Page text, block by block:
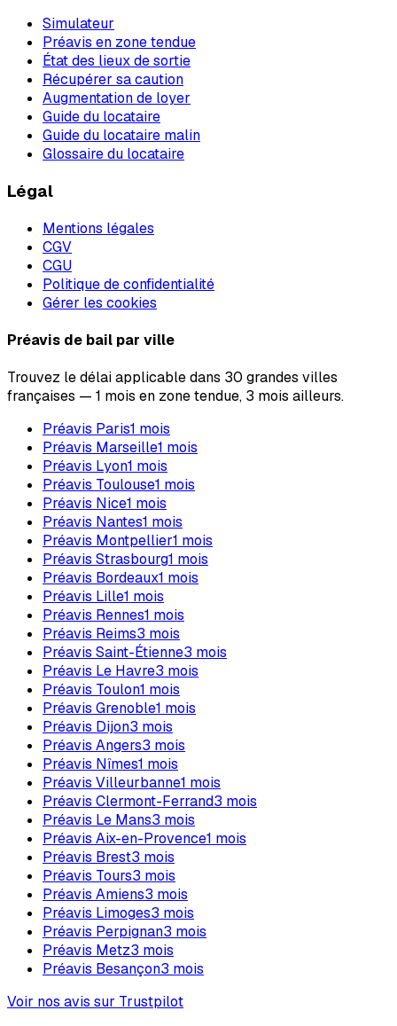
Simulateur
Préavis en zone tendue
État des lieux de sortie
Récupérer sa caution
Augmentation de loyer
Guide du locataire
Guide du locataire malin
Glossaire du locataire
Légal
Mentions légales
CGV
CGU
Politique de confidentialité
Gérer les cookies
Préavis de bail par ville
Trouvez le délai applicable dans 30 grandes villes
françaises — 1 mois en zone tendue, 3 mois ailleurs.
Préavis Paris1 mois
Préavis Marseille1 mois
Préavis Lyon1 mois
Préavis Toulouse1 mois
Préavis Nice1 mois
Préavis Nantes1 mois
Préavis Montpellier1 mois
Préavis Strasbourg1 mois
Préavis Bordeaux1 mois
Préavis Lille1 mois
Préavis Rennes1 mois
Préavis Reims3 mois
Préavis Saint-Étienne3 mois
Préavis Le Havre3 mois
Préavis Toulon1 mois
Préavis Grenoble1 mois
Préavis Dijon3 mois
Préavis Angers3 mois
Préavis Nîmes1 mois
Préavis Villeurbanne1 mois
Préavis Clermont-Ferrand3 mois
Préavis Le Mans3 mois
Préavis Aix-en-Provence1 mois
Préavis Brest3 mois
Préavis Tours3 mois
Préavis Amiens3 mois
Préavis Limoges3 mois
Préavis Perpignan3 mois
Préavis Metz3 mois
Préavis Besançon3 mois
Voir nos avis sur Trustpilot